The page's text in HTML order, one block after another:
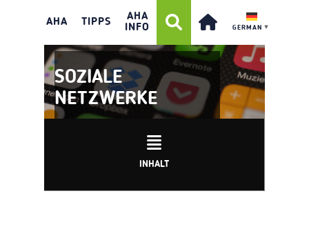
AHA TIPPS
AHA
INFO
GERMAN ▼
SOZIALE
NETZWERKE
INHALT